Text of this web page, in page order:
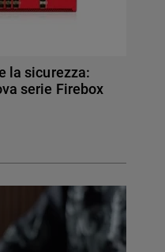
la sicurezza:
serie Firebox